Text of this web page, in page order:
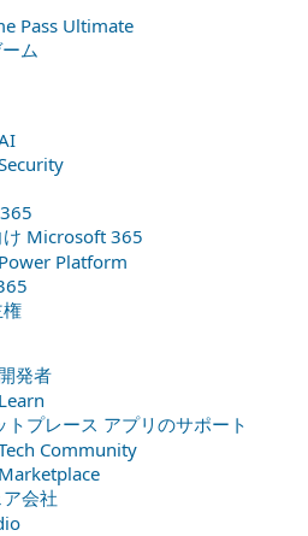
Pass Ultimate
ム
け Microsoft 365
Platform
発者
トプレース アプリのサポート
Community
会社